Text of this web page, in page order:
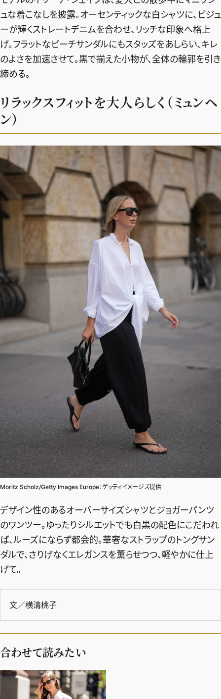
ュな着こなしを披露。オーセンティックな白シャツに、ビジュ
ーが輝くストレートデニムを合わせ、リッチな印象へ格上
げ。フラットなビーチサンダルにもスタッズをあしらい、キレ
のよさを加速させて。黒で揃えた小物が、全体の輪郭を引き
締める。
リラックスフィットを大人らしく（ミュンヘ
ン）
Moritz Scholz/Getty Images Europe：ゲッティイメージズ提供
デザイン性のあるオーバーサイズシャツとジョガーパンツ
のワンツー。ゆったりシルエットでも白黒の配色にこだわれ
ば、ルーズにならず都会的。華奢なストラップのトングサン
ダルで、さりげなくエレガンスを薫らせつつ、軽やかに仕上
げて。
文／横溝桃子
合わせて読みたい